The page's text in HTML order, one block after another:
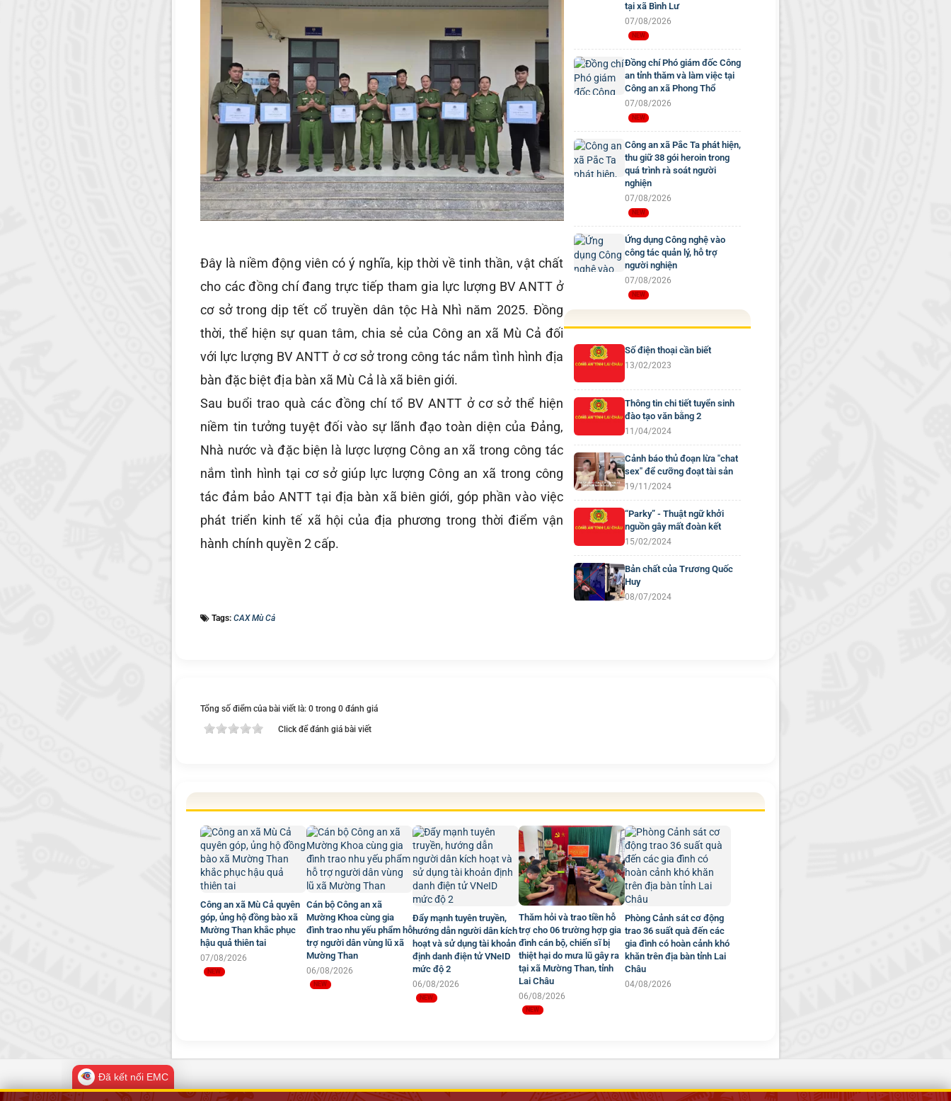
Đây là niềm động viên có ý nghĩa, kịp thời về tinh thần, vật chất
cho các đồng chí đang trực tiếp tham gia lực lượng BV ANTT ở
cơ sở trong dịp tết cổ truyền dân tộc Hà Nhì năm 2025. Đồng
thời, thể hiện sự quan tâm, chia sẻ của Công an xã Mù Cả đối
với lực lượng BV ANTT ở cơ sở trong công tác nắm tình hình địa
bàn đặc biệt địa bàn xã Mù Cả là xã biên giới.
Sau buổi trao quà các đồng chí tổ BV ANTT ở cơ sở thể hiện
niềm tin tưởng tuyệt đối vào sự lãnh đạo toàn diện của Đảng,
Nhà nước và đặc biện là lược lượng Công an xã trong công tác
nắm tình hình tại cơ sở giúp lực lượng Công an xã trong công
tác đảm bảo ANTT tại địa bàn xã biên giới, góp phần vào việc
phát triển kinh tế xã hội của địa phương trong thời điểm vận
hành chính quyền 2 cấp.
tại xã Bình Lư
07/08/2026
Đồng chí Phó giám đốc Công
an tỉnh thăm và làm việc tại
Công an xã Phong Thổ
07/08/2026
Công an xã Pắc Ta phát hiện,
thu giữ 38 gói heroin trong
quá trình rà soát người
nghiện
07/08/2026
Ứng dụng Công nghệ vào
công tác quản lý, hỗ trợ
người nghiện
07/08/2026
Số điện thoại cần biết
13/02/2023
Thông tin chi tiết tuyển sinh
đào tạo văn bằng 2
11/04/2024
Cảnh báo thủ đoạn lừa "chat
sex" để cưỡng đoạt tài sản
19/11/2024
“Parky” - Thuật ngữ khởi
nguồn gây mất đoàn kết
15/02/2024
Bản chất của Trương Quốc
Huy
08/07/2024
Tags: CAX Mù Cả
Tổng số điểm của bài viết là: 0 trong 0 đánh giá
Click để đánh giá bài viết
Công an xã Mù Cả quyên
góp, ủng hộ đồng bào xã
Mường Than khắc phục
hậu quả thiên tai
07/08/2026
Cán bộ Công an xã
Mường Khoa cùng gia
đình trao nhu yếu phẩm hỗ
trợ người dân vùng lũ xã
Mường Than
06/08/2026
Đẩy mạnh tuyên truyền,
hướng dẫn người dân kích
hoạt và sử dụng tài khoản
định danh điện tử VNeID
mức độ 2
06/08/2026
Thăm hỏi và trao tiền hỗ
trợ cho 06 trường hợp gia
đình cán bộ, chiến sĩ bị
thiệt hại do mưa lũ gây ra
tại xã Mường Than, tỉnh
Lai Châu
06/08/2026
Phòng Cảnh sát cơ động
trao 36 suất quà đến các
gia đình có hoàn cảnh khó
khăn trên địa bàn tỉnh Lai
Châu
04/08/2026
Đã kết nối EMC